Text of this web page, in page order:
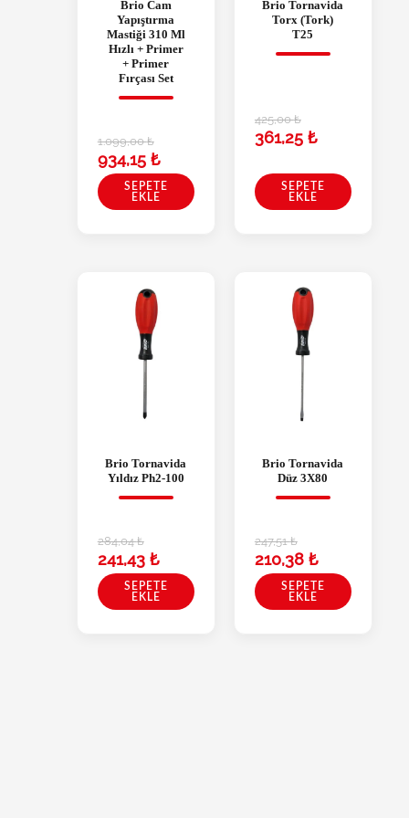
Brio Cam
Yapıştırma
Mastiği 310 Ml
Hızlı + Primer
+ Primer
Fırçası Set
1.099,00₺
934,15 ₺
SEPETE
EKLE
Brio Tornavida
Torx (Tork)
T25
425,00₺
361,25 ₺
SEPETE
EKLE
Brio Tornavida
Yıldız Ph2-100
284,04₺
241,43 ₺
SEPETE
EKLE
Brio Tornavida
Düz 3X80
247,51₺
210,38 ₺
SEPETE
EKLE